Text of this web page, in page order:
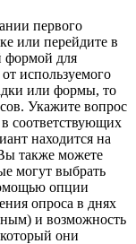
первого
или перейдите в
формой для
используемого
или формы, то
Укажите вопрос
соответствующих
находится на
также можете
могут выбрать
опции
опроса в днях
и возможность
который они